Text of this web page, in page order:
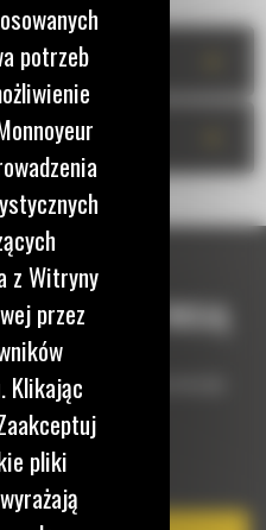
UZUPEŁNIĄ TWOJĄ
do uzupełnienia maszyny
potrzeb
z Witryny
przez
Klikając
pliki